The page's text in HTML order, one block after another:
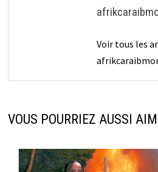
Voir tous les
VOUS POURRIEZ AUSSI